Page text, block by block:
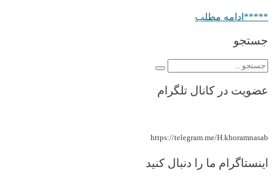
*****ادامه مطلب
جستجو
عضویت در کانال تلگرام
https://telegram.me/H.khoramnasab
اینستاگرام ما را دنبال کنید